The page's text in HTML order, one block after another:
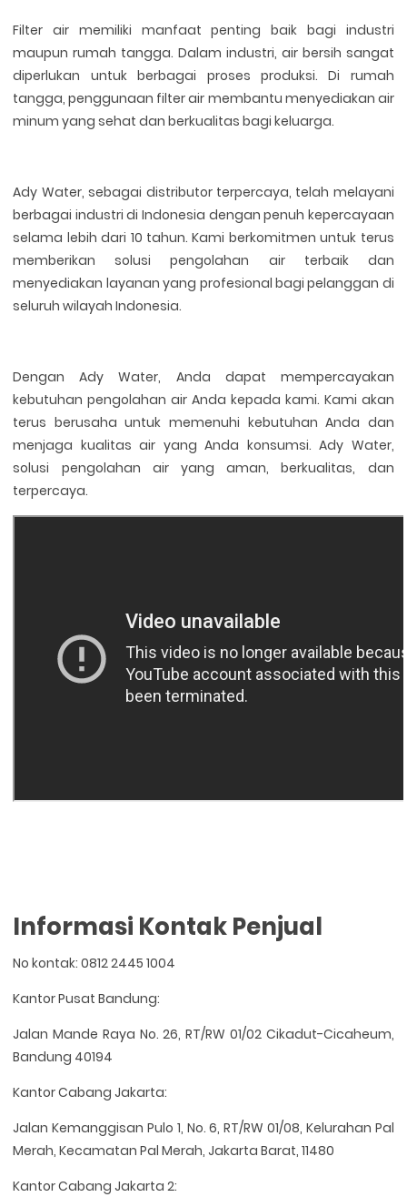
Filter air memiliki manfaat penting baik bagi industri
maupun rumah tangga. Dalam industri, air bersih sangat
diperlukan untuk berbagai proses produksi. Di rumah
tangga, penggunaan filter air membantu menyediakan air
minum yang sehat dan berkualitas bagi keluarga.
Ady Water, sebagai distributor terpercaya, telah melayani
berbagai industri di Indonesia dengan penuh kepercayaan
selama lebih dari 10 tahun. Kami berkomitmen untuk terus
memberikan solusi pengolahan air terbaik dan
menyediakan layanan yang profesional bagi pelanggan di
seluruh wilayah Indonesia.
Dengan Ady Water, Anda dapat mempercayakan
kebutuhan pengolahan air Anda kepada kami. Kami akan
terus berusaha untuk memenuhi kebutuhan Anda dan
menjaga kualitas air yang Anda konsumsi. Ady Water,
solusi pengolahan air yang aman, berkualitas, dan
terpercaya.
Informasi Kontak Penjual
No kontak: 0812 2445 1004
Kantor Pusat Bandung:
Jalan Mande Raya No. 26, RT/RW 01/02 Cikadut-Cicaheum,
Bandung 40194
Kantor Cabang Jakarta:
Jalan Kemanggisan Pulo 1, No. 6, RT/RW 01/08, Kelurahan Pal
Merah, Kecamatan Pal Merah, Jakarta Barat, 11480
Kantor Cabang Jakarta 2: